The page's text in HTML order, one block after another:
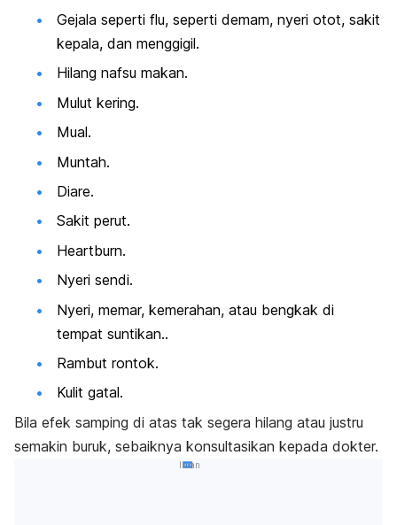
Gejala seperti flu, seperti demam, nyeri otot, sakit
kepala, dan menggigil.
Hilang nafsu makan.
Mulut kering.
Mual.
Muntah.
Diare.
Sakit perut.
Heartburn.
Nyeri sendi.
Nyeri, memar, kemerahan, atau bengkak di
tempat suntikan..
Rambut rontok.
Kulit gatal.
Bila efek samping di atas tak segera hilang atau justru
semakin buruk, sebaiknya konsultasikan kepada dokter.
Iklan